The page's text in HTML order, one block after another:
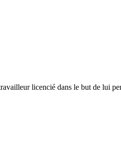
licencié dans le but de lui